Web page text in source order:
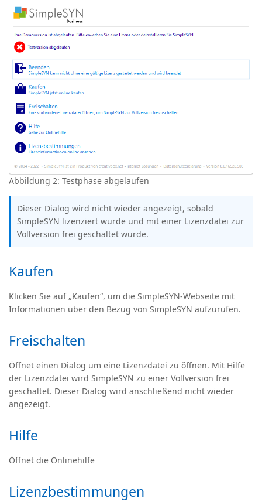
Abbildung 2: Testphase abgelaufen
Dieser Dialog wird nicht wieder angezeigt, sobald
SimpleSYN lizenziert wurde und mit einer Lizenzdatei zur
Vollversion frei geschaltet wurde.
Kaufen
Klicken Sie auf „Kaufen“, um die SimpleSYN-Webseite mit
Informationen über den Bezug von SimpleSYN aufzurufen.
Freischalten
Öffnet einen Dialog um eine Lizenzdatei zu öffnen. Mit Hilfe
der Lizenzdatei wird SimpleSYN zu einer Vollversion frei
geschaltet. Dieser Dialog wird anschließend nicht wieder
angezeigt.
Hilfe
Öffnet die Onlinehilfe
Lizenzbestimmungen